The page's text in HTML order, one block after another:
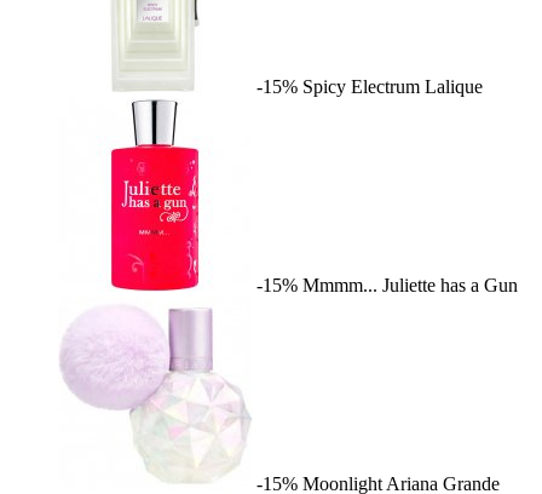
-15% Spicy Electrum Lalique
-15% Mmmm... Juliette has a Gun
-15% Moonlight Ariana Grande